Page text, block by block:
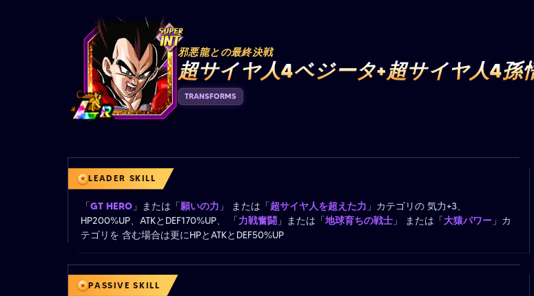
邪悪龍との最終決戦
超サイヤ人4ベジータ+超サイヤ人4孫
TRANSFORMS
LEADER SKILL
「GT HERO 」または「願いの力 」 または「超サイヤ人を超えた力 」カテゴリの 気力+3、
HP200%UP、ATKとDEF170%UP、 「力戦奮闘 」または「地球育ちの戦士 」 または「大猿パワー 」カ
テゴリを 含む場合は更にHPとATKとDEF50%UP
PASSIVE SKILL